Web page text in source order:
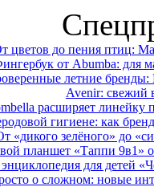
цветов до пения птиц:
от Abumba: для
летние
Avenir: свежий
расширяет линейку
гигиене: как
«дикого зелёного» до
планшет «Таппи 9в1»
для детей
о сложном: новые